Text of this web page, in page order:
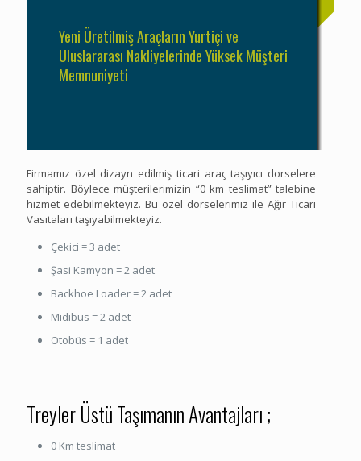
Yeni Üretilmiş Araçların Yurtiçi ve
Uluslararası Nakliyelerinde Yüksek Müşteri
Memnuniyeti
Firmamız özel dizayn edilmiş ticari araç taşıyıcı dorselere
sahiptir. Böylece müşterilerimizin “0 km teslimat” talebine
hizmet edebilmekteyiz. Bu özel dorselerimiz ile Ağır Ticari
Vasıtaları taşıyabilmekteyiz.
Çekici = 3 adet
Şasi Kamyon = 2 adet
Backhoe Loader = 2 adet
Midibüs = 2 adet
Otobüs = 1 adet
Treyler Üstü Taşımanın Avantajları ;
0 Km teslimat